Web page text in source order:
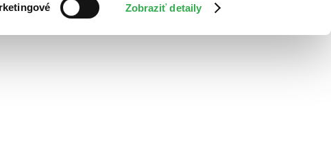
Zobraziť detaily